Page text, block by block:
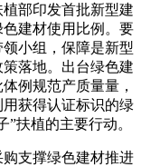
部印发首批新型建
建材使用比例。要
小组，保障是新型
落地。出台绿色建
例规范产质量量，
获得认证标识的绿
扶植的主要行动。
支撑绿色建材推进